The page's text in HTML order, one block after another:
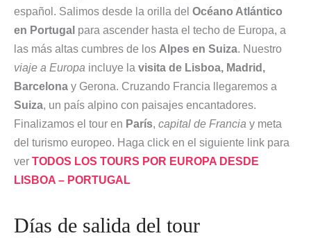
español. Salimos desde la orilla del Océano Atlántico
en Portugal para ascender hasta el techo de Europa, a
las más altas cumbres de los Alpes en Suiza. Nuestro
viaje a Europa incluye la visita de Lisboa, Madrid,
Barcelona y Gerona. Cruzando Francia llegaremos a
Suiza, un país alpino con paisajes encantadores.
Finalizamos el tour en París, capital de Francia y meta
del turismo europeo. Haga click en el siguiente link para
ver TODOS LOS TOURS POR EUROPA DESDE
LISBOA – PORTUGAL
Días de salida del tour